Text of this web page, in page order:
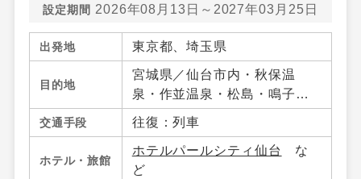
設定期間 2026年08月13日～2027年03月25日
出発地 東京都、埼玉県
目的地
宮城県／仙台市内・秋保温
泉・作並温泉・松島・鳴子温
泉郷・宮城蔵王・白石・笹
谷・南三陸・気仙沼・宮城県
その他、山形県／山形市内・
山形蔵王・上山・赤湯温泉・
交通手段 往復：列車
ホテル・旅館
ホテルパールシティ仙台
な
ど